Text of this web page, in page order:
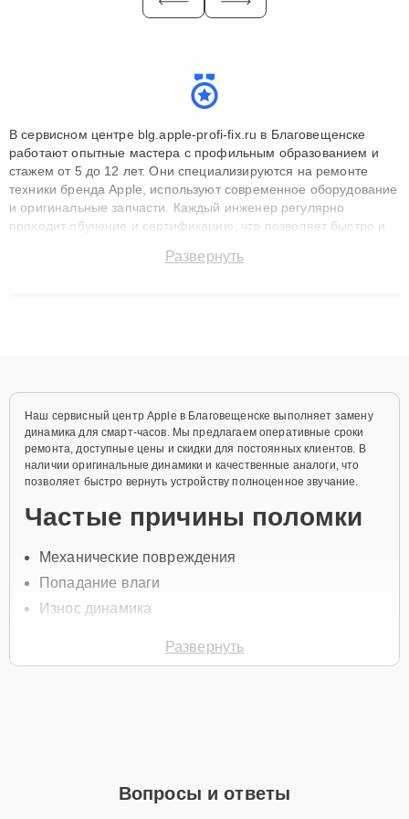
В сервисном центре blg.apple-profi-fix.ru в Благовещенске
работают опытные мастера с профильным образованием и
стажем от 5 до 12 лет. Они специализируются на ремонте
техники бренда Apple, используют современное оборудование
и оригинальные запчасти. Каждый инженер регулярно
проходит обучение и сертификацию, что позволяет быстро и
сохранением гарантии до 3 лет. Наши мастера решают
Развернуть
Наш сервисный центр Apple в Благовещенске выполняет замену
динамика для смарт-часов. Мы предлагаем оперативные сроки
ремонта, доступные цены и скидки для постоянных клиентов. В
наличии оригинальные динамики и качественные аналоги, что
позволяет быстро вернуть устройству полноценное звучание.
Частые причины поломки
Механические повреждения
Попадание влаги
Износ динамика
сервиса
Развернуть
Вопросы и ответы